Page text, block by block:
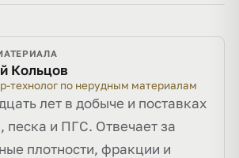
Кольцов
технолог по нерудным материалам
лет в добыче и поставках
песка и ПГС. Отвечает за
плотности, фракции и